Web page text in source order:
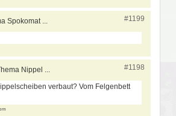
Spokomat ... #1199
Nippel ... #1198
verbaut? Vom Felgenbett